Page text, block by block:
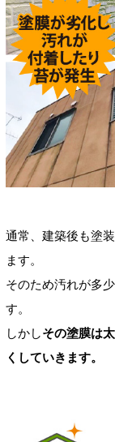
通常、建築後も塗
ます。
そのため汚れが多
す。
しかしその塗膜は
くしていきます。